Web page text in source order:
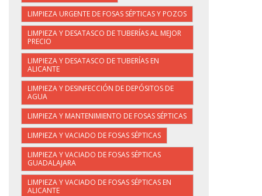
LIMPIEZA URGENTE DE FOSAS SÉPTICAS Y POZOS
LIMPIEZA Y DESATASCO DE TUBERÍAS AL MEJOR
PRECIO
LIMPIEZA Y DESATASCO DE TUBERÍAS EN
ALICANTE
LIMPIEZA Y DESINFECCIÓN DE DEPÓSITOS DE
AGUA
LIMPIEZA Y MANTENIMIENTO DE FOSAS SÉPTICAS
LIMPIEZA Y VACIADO DE FOSAS SÉPTICAS
LIMPIEZA Y VACIADO DE FOSAS SÉPTICAS
GUADALAJARA
LIMPIEZA Y VACIADO DE FOSAS SÉPTICAS EN
ALICANTE